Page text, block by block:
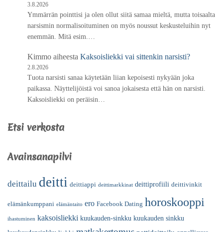
3.8.2026
Ymmärrän pointtisi ja olen ollut siitä samaa mieltä, mutta toisaalta
narsismin normalisoituminen on myös noussut keskusteluihin nyt
enemmän. Mitä esim.…
Kimmo aiheesta Kaksoisliekki vai sittenkin narsisti?
2.8.2026
Tuota narsisti sanaa käytetään liian kepoisesti nykyään joka
paikassa. Näyttelijöistä voi sanoa jokaisesta että hän on narsisti.
Kaksoisliekki on peräisin…
Etsi verkosta
Avainsanapilvi
deittailu deitti deittiappi deittimarkkinat deittiprofiili deittivinkit
elämänkumppani elämäntaito ero Facebook Dating horoskooppi
ihastuminen kaksoisliekki kuukauden-sinkku kuukauden sinkku